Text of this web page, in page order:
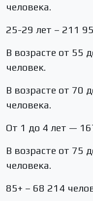
человека.
25-29 лет – 211
В возрасте от 55
человек.
В возрасте от 70
человека.
От 1 до 4 лет —
В возрасте от 75
человека.
85+ – 68 214